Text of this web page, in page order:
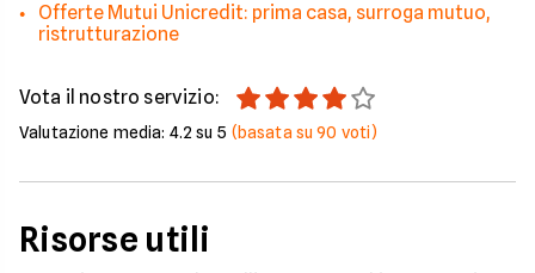
Offerte Mutui Unicredit: prima casa, surroga mutuo,
ristrutturazione
Vota il nostro servizio:
Valutazione media: 4.2 su 5 (basata su90 voti)
Risorse utili